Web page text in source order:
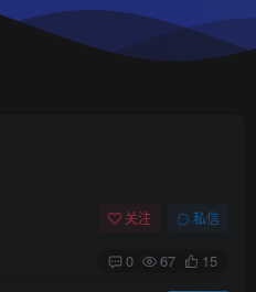
关注 私信
0 67
15